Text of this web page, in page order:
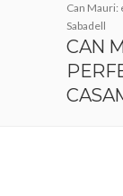
Can Mauri:
Sabadell
CAN